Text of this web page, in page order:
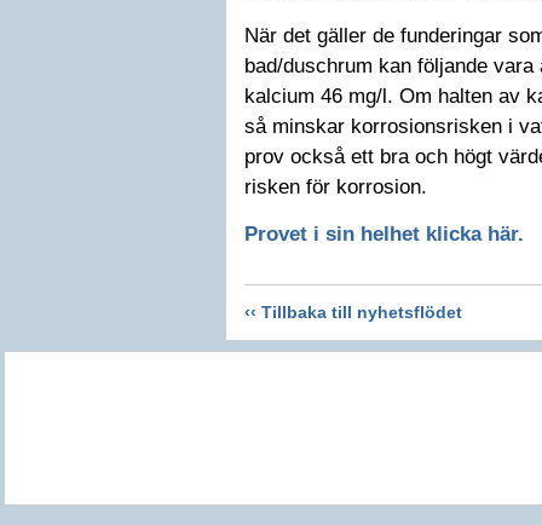
När det gäller de funderingar
bad/duschrum kan följande
kalcium 46 mg/l. Om halten av
så minskar korrosionsrisken i
prov också ett bra och högt
risken för korrosion.
Provet i sin helhet klicka här.
‹‹ Tillbaka till nyhetsflödet